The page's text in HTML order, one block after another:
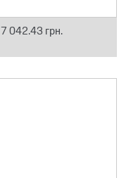
7 042.43 грн.